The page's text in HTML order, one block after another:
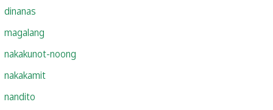
dinanas
magalang
nakakunot-noong
nakakamit
nandito